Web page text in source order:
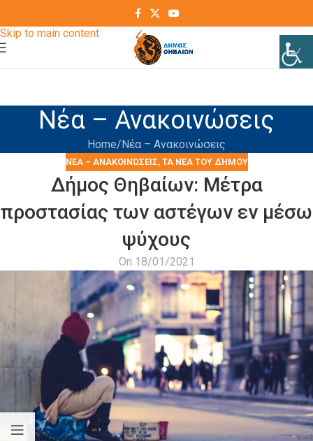
Skip to main content
Νέα – Ανακοινώσεις
Home Νέα – Ανακοινώσεις
ΝΈΑ – ΑΝΑΚΟΙΝΏΣΕΙΣ, ΤΑ ΝΈΑ ΤΟΥ ΔΉΜΟΥ
Δήμος Θηβαίων: Μέτρα
προστασίας των αστέγων εν μέσω
ψύχους
On 18/01/2021